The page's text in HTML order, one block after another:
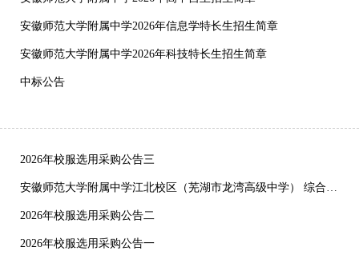
安徽师范大学附属中学2026年信息学特长生招生简章
安徽师范大学附属中学2026年科技特长生招生简章
中标公告
2026年校服选用采购公告三
安徽师范大学附属中学江北校区（芜湖市龙湾高级中学） 综合通信服务采购询价文件
2026年校服选用采购公告二
2026年校服选用采购公告一